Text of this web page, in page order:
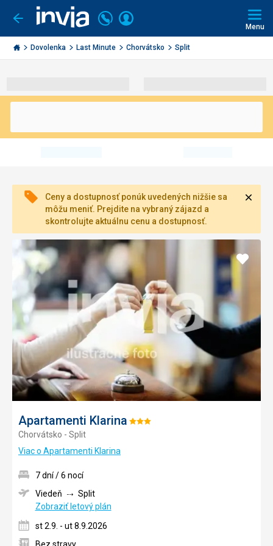
Ísť
späť
Invia.sk
Volajte
+421
2
3221
Prihlásiť
Menu
Dovolenka Last Minute Chorvátsko Split
Ceny a dostupnosť ponúk uvedených nižšie sa
môžu meniť. Prejdite na vybraný zájazd a
skontrolujte aktuálnu cenu a dostupnosť.
Apartamenti Klarina Hodnotenie:
Chorvátsko - Split
Viac o Apartamenti Klarina
Pridať
7 dní / 6 nocí
Viedeň
Split
Zobraziť letový plán
st 2.9. - ut 8.9.2026